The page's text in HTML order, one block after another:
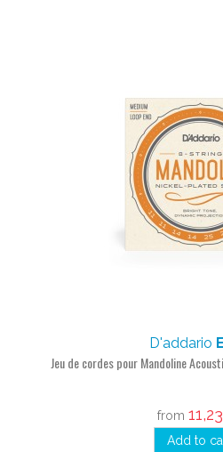
D'addario
Jeu de cordes pour Mandoline
from
Add to